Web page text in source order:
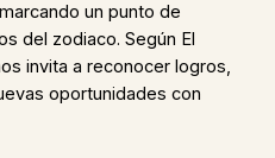
un punto de
del zodiaco. Según El
invita a reconocer logros,
oportunidades con